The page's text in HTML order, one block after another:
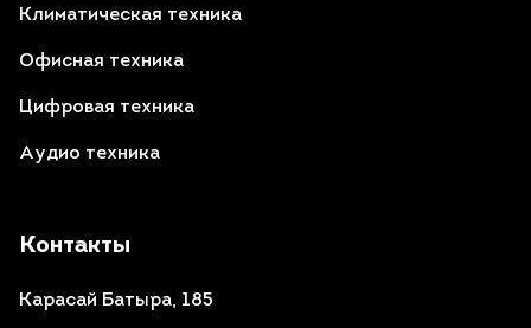
Контакты
Карасай Батыра, 185
Климатическая техника
Офисная техника
Цифровая техника
Аудио техника